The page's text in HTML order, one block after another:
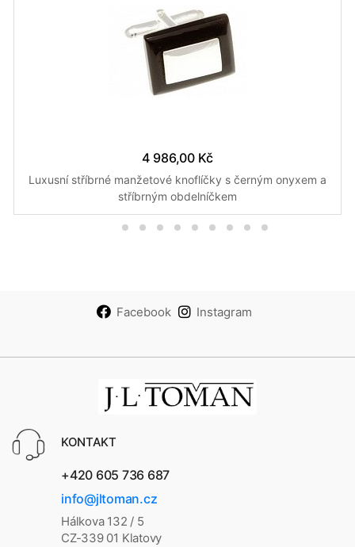
4 986,00 Kč
Luxusní stříbrné manžetové knoflíčky s černým onyxem a
stříbrným obdelníčkem
Facebook Instagram
KONTAKT
+420 605 736 687
info@jltoman.cz
Hálkova 132 / 5
CZ-339 01 Klatovy